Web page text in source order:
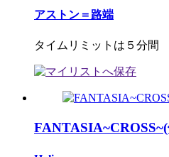
アストン＝路端
タイムリミットは５分間